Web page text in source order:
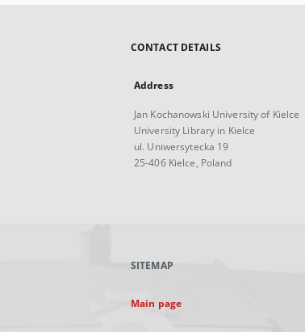
CONTACT DETAILS
Address
Jan Kochanowski University of Kielce
University Library in Kielce
ul. Uniwersytecka 19
25-406 Kielce, Poland
SITEMAP
Main page